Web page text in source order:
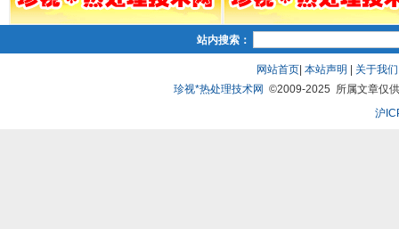
站内搜索：
网站首页| 本站声明 关于我们
珍视*热处理技术网 ©2009-2025 所属文章仅
沪